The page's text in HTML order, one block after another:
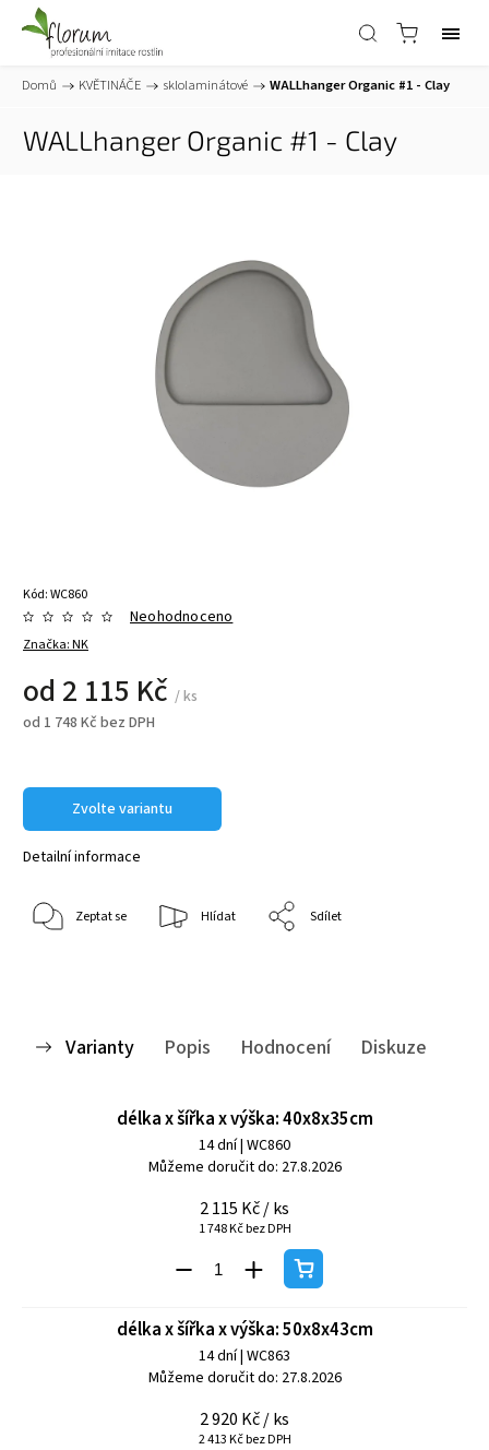
Domů / KVĚTINÁČE / sklolaminátové / WALLhanger Organic #1 - Clay
WALLhanger Organic #1 - Clay
Kód:WC860
Značka:NK
Neohodnoceno
od 2 115 Kč / ks
od 1 748 Kč bez DPH
Zvolte variantu
Detailní informace
Zeptat se Hlídat Sdílet
Varianty Popis Hodnocení Diskuze
délka x šířka x výška: 40x8x35cm
14 dní| WC860
Můžeme doručit do: 27.8.2026
2 115 Kč/ ks
1 748 Kč bez DPH
délka x šířka x výška: 50x8x43cm
14 dní| WC863
Můžeme doručit do: 27.8.2026
2 920 Kč/ ks
2 413 Kč bez DPH